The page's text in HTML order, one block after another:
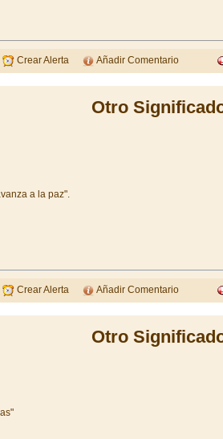
Crear Alerta Añadir Comentario
Otro
a la paz".
Crear Alerta Añadir Comentario
Otro